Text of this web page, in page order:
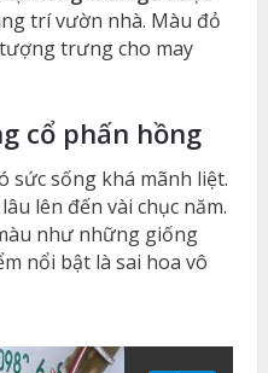
trí vườn nhà. Màu đỏ
trưng cho may
cổ phấn hồng
sức sống khá mãnh liệt.
lên đến vài chục năm.
như những giống
nổi bật là sai hoa vô